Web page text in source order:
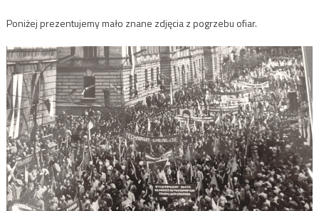
Poniżej prezentujemy mało znane zdjęcia z pogrzebu ofiar.